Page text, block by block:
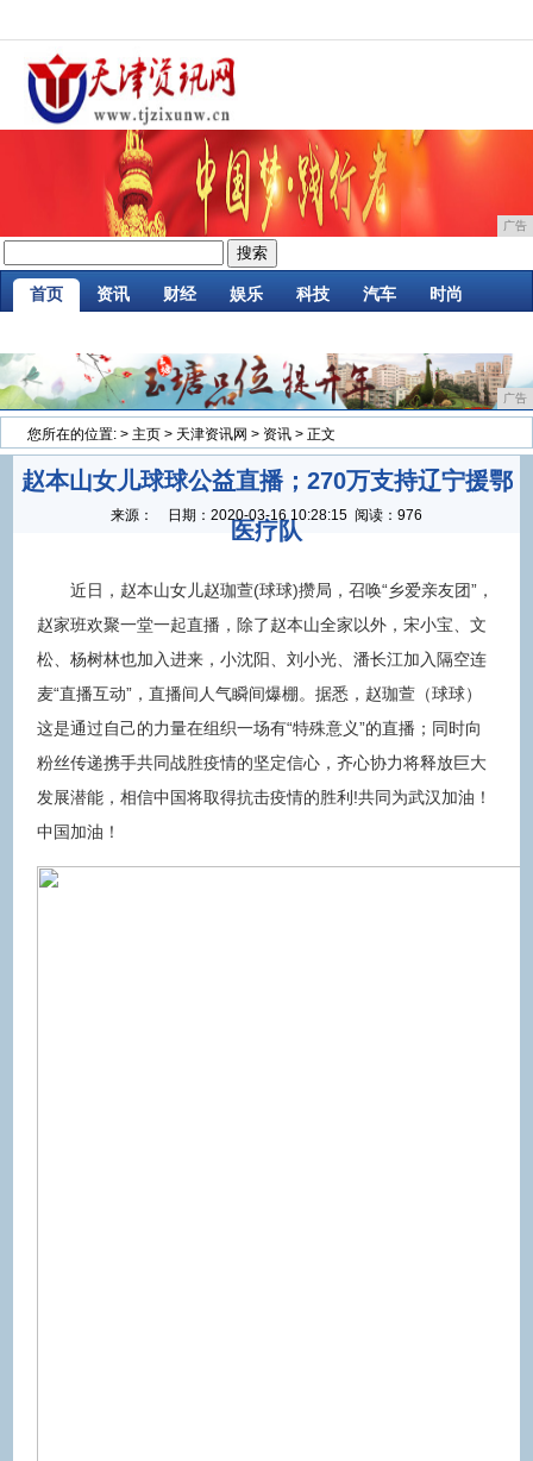
广告
首页 资讯 财经 娱乐 科技 汽车 时尚
广告
您所在的位置: > 主页 > 天津资讯网 > 资讯 > 正文
赵本山女儿球球公益直播；270万支持辽宁援鄂
医疗队
来源： 日期： 2020-03-16 10:28:15 阅读：976
近日，赵本山女儿赵珈萱(球球)攒局，召唤“乡爱亲友团”，
赵家班欢聚一堂一起直播，除了赵本山全家以外，宋小宝、文
松、杨树林也加入进来，小沈阳、刘小光、潘长江加入隔空连
麦“直播互动”，直播间人气瞬间爆棚。据悉，赵珈萱（球球）
这是通过自己的力量在组织一场有“特殊意义”的直播；同时向
粉丝传递携手共同战胜疫情的坚定信心，齐心协力将释放巨大
发展潜能，相信中国将取得抗击疫情的胜利!共同为武汉加油！
中国加油！